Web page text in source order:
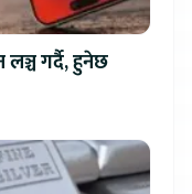
गर्दै, हुनेछ